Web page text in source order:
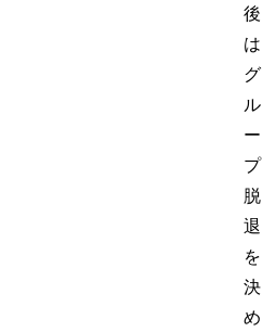
後
は
グ
ル
ー
プ
脱
退
を
決
め